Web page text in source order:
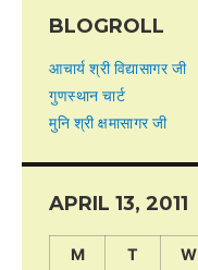
BLOGROLL
आचार्य श्री विद्यासागर जी
गुणस्थान चार्ट
मुनि श्री क्षमासागर जी
APRIL 13, 2011
M T W